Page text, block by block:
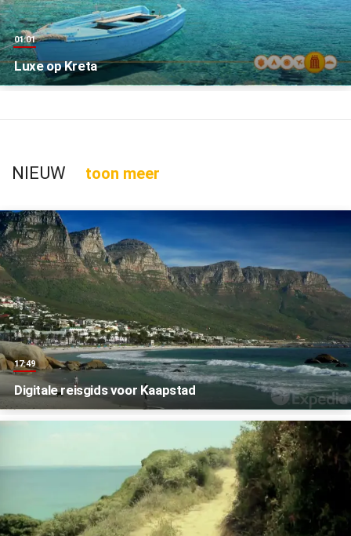
Luxe op Kreta
01:01
NIEUW toon meer
Digitale reisgids voor Kaapstad
17:49